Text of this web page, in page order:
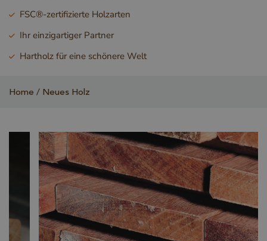
FSC®-zertifizierte Holzarten
Ihr einzigartiger Partner
Hartholz für eine schönere Welt
Home Neues Holz